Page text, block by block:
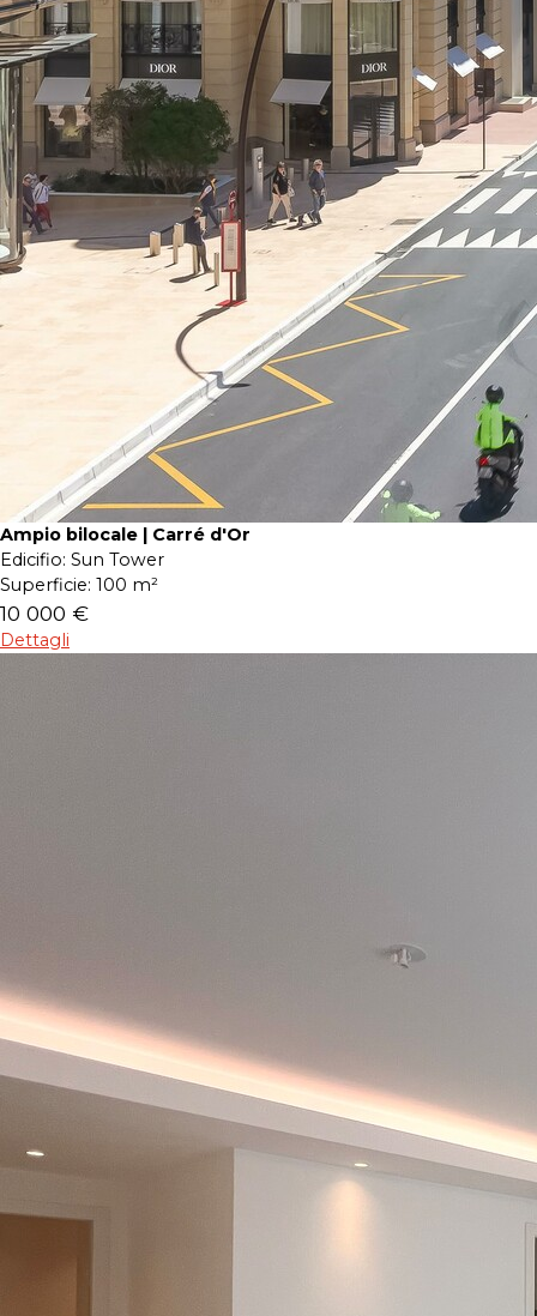
Ampio bilocale | Carré d'Or
Edicifio: Sun Tower
Superficie: 100 m²
10 000 €
Dettagli